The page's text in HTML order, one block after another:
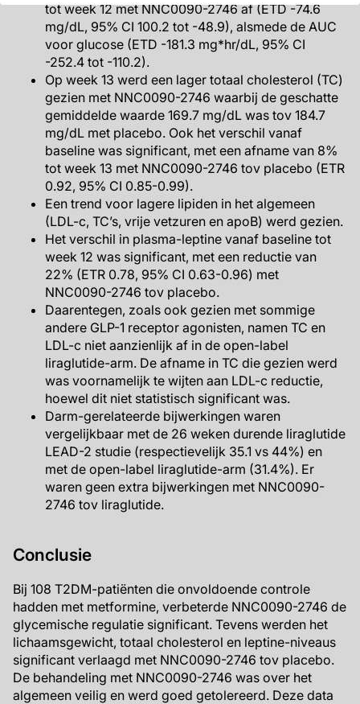
tot week 12 met NNC0090-2746 af (ETD -74.6
mg/dL, 95% CI 100.2 tot -48.9), alsmede de AUC
voor glucose (ETD -181.3 mg*hr/dL, 95% CI
-252.4 tot -110.2).
Op week 13 werd een lager totaal cholesterol (TC)
gezien met NNC0090-2746 waarbij de geschatte
gemiddelde waarde 169.7 mg/dL was tov 184.7
mg/dL met placebo. Ook het verschil vanaf
baseline was significant, met een afname van 8%
tot week 13 met NNC0090-2746 tov placebo (ETR
0.92, 95% CI 0.85-0.99).
Een trend voor lagere lipiden in het algemeen
(LDL-c, TC’s, vrije vetzuren en apoB) werd gezien.
Het verschil in plasma-leptine vanaf baseline tot
week 12 was significant, met een reductie van
22% (ETR 0.78, 95% CI 0.63-0.96) met
NNC0090-2746 tov placebo.
Daarentegen, zoals ook gezien met sommige
andere GLP-1 receptor agonisten, namen TC en
LDL-c niet aanzienlijk af in de open-label
liraglutide-arm. De afname in TC die gezien werd
was voornamelijk te wijten aan LDL-c reductie,
hoewel dit niet statistisch significant was.
Darm-gerelateerde bijwerkingen waren
vergelijkbaar met de 26 weken durende liraglutide
LEAD-2 studie (respectievelijk 35.1 vs 44%) en
met de open-label liraglutide-arm (31.4%). Er
waren geen extra bijwerkingen met NNC0090-
2746 tov liraglutide.
Conclusie
Bij 108 T2DM-patiënten die onvoldoende controle
hadden met metformine, verbeterde NNC0090-2746 de
glycemische regulatie significant. Tevens werden het
lichaamsgewicht, totaal cholesterol en leptine-niveaus
significant verlaagd met NNC0090-2746 tov placebo.
De behandeling met NNC0090-2746 was over het
algemeen veilig en werd goed getolereerd. Deze data